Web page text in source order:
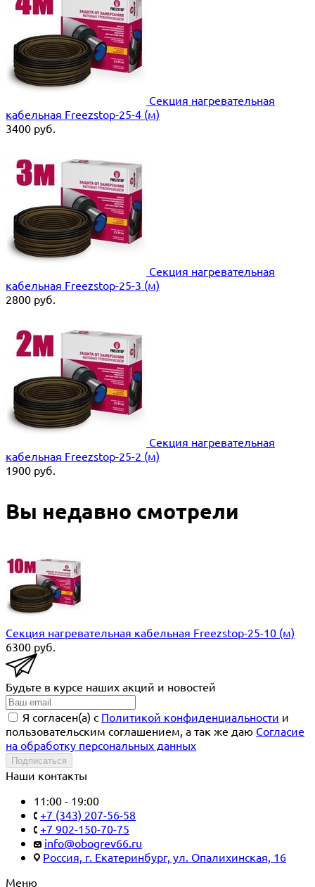
Секция нагревательная
кабельная Freezstop-25-4 (м)
3400 руб.
Секция нагревательная
кабельная Freezstop-25-3 (м)
2800 руб.
Секция нагревательная
кабельная Freezstop-25-2 (м)
1900 руб.
Вы недавно смотрели
Секция нагревательная кабельная Freezstop-25-10 (м)
6300 руб.
Будьте в курсе наших акций и новостей
Я согласен(a) с Политикой конфиденциальности и
пользовательским соглашением, а так же даю Согласие
на обработку персональных данных
Подписаться
Наши контакты
11:00 - 19:00
+7 (343) 207-56-58
+7 902-150-70-75
info@obogrev66.ru
Россия, г. Екатеринбург, ул. Опалихинская, 16
Меню